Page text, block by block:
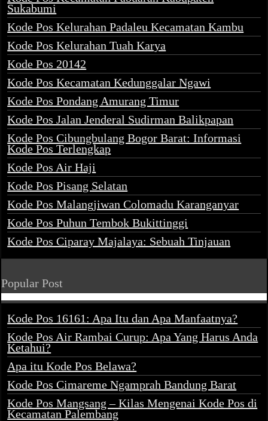
Sukabumi
Kode Pos Kelurahan Padaleu Kecamatan Kambu
Kode Pos Kelurahan Tuah Karya
Kode Pos 20142
Kode Pos Kecamatan Kedunggalar Ngawi
Kode Pos Pondang Amurang Timur
Kode Pos Jalan Jenderal Sudirman Balikpapan
Kode Pos Cibungbulang Bogor Barat: Informasi
Kode Pos Terlengkap
Kode Pos Air Haji
Kode Pos Pisang Selatan
Kode Pos Malangjiwan Colomadu Karanganyar
Kode Pos Puhun Tembok Bukittinggi
Kode Pos Ciparay Majalaya: Sebuah Tinjauan
Popular Post
Kode Pos 16161: Apa Itu dan Apa Manfaatnya?
Kode Pos Air Rambai Curup: Apa Yang Harus Anda
Ketahui?
Apa itu Kode Pos Belawa?
Kode Pos Cimareme Ngamprah Bandung Barat
Kode Pos Mangsang – Kilas Mengenai Kode Pos di
Kecamatan Palembang